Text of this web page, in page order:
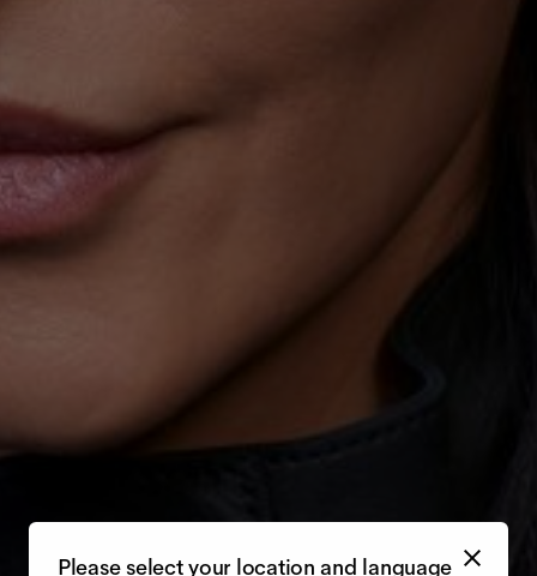
Please select your location and language